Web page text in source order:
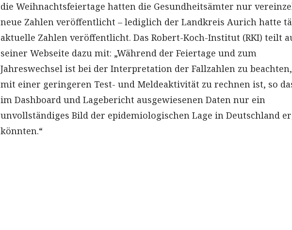
die Weihnachtsfeiertage hatten die Gesundheitsämter nur
neue Zahlen veröffentlicht – lediglich der Landkreis Aurich hatte
aktuelle Zahlen veröffentlicht. Das Robert-Koch-Institut (RKI) teilt
seiner Webseite dazu mit: „Während der Feiertage und zum
Jahreswechsel ist bei der Interpretation der Fallzahlen zu
mit einer geringeren Test- und Meldeaktivität zu rechnen ist, so
im Dashboard und Lagebericht ausgewiesenen Daten nur ein
unvollständiges Bild der epidemiologischen Lage in Deutschland
könnten.“